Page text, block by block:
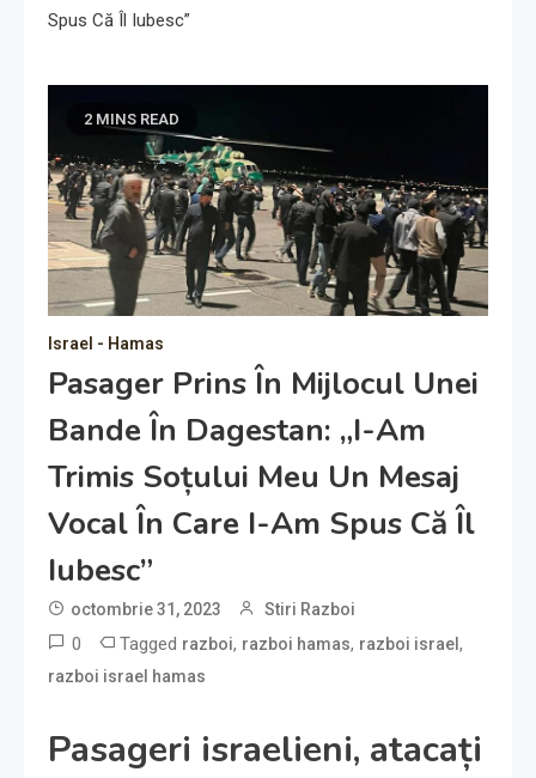
Spus Că Îl Iubesc”
2 MINS READ
Israel - Hamas
Pasager Prins În Mijlocul Unei
Bande În Dagestan: „I-Am
Trimis Soțului Meu Un Mesaj
Vocal În Care I-Am Spus Că Îl
Iubesc”
octombrie 31, 2023 Stiri Razboi
0 Tagged razboi, razboi hamas, razboi israel ,
razboi israel hamas
Pasageri israelieni, atacați